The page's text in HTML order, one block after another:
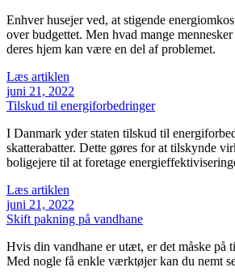
Enhver husejer ved, at stigende
over budgettet. Men hvad mange
deres hjem kan være en del af problemet.
Læs artiklen
juni 21, 2022
Tilskud til energiforbedringer
I Danmark yder staten tilskud til
skatterabatter. Dette gøres for at tilskynde
boligejere til at foretage
Læs artiklen
juni 21, 2022
Skift pakning på vandhane
Hvis din vandhane er utæt, er det måske på
Med nogle få enkle værktøjer kan du nemt